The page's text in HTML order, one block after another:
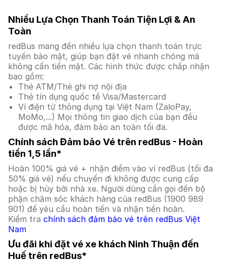
Nhiều Lựa Chọn Thanh Toán Tiện Lợi & An
Toàn
redBus mang đến nhiều lựa chọn thanh toán trực
tuyến bảo mật, giúp bạn đặt vé nhanh chóng mà
không cần tiền mặt. Các hình thức được chấp nhận
bao gồm:
Thẻ ATM/Thẻ ghi nợ nội địa
Thẻ tín dụng quốc tế Visa/Mastercard
Ví điện tử thông dụng tại Việt Nam (ZaloPay,
MoMo,...) Mọi thông tin giao dịch của bạn đều
được mã hóa, đảm bảo an toàn tối đa.
Chính sách Đảm bảo Vé trên redBus - Hoàn
tiền 1,5 lần*
Hoàn 100% giá vé + nhận điểm vào ví redBus (tối đa
50% giá vé) nếu chuyến đi không được cung cấp
hoặc bị hủy bởi nhà xe. Người dùng cần gọi đến bộ
phận chăm sóc khách hàng của redBus (1900 989
901) để yêu cầu hoàn tiền và nhận tiền hoàn.
Kiểm tra chính sách đảm bảo vé trên redBus Việt
Nam
Ưu đãi khi đặt vé xe khách Ninh Thuận đến
Huế trên redBus*